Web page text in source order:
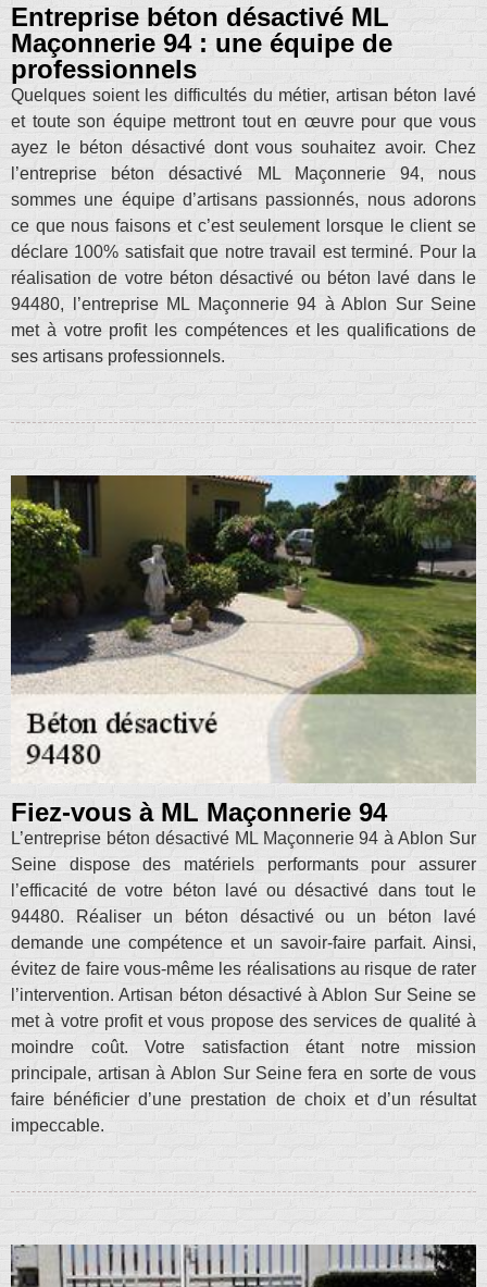
Entreprise béton désactivé ML
Maçonnerie 94 : une équipe de
professionnels
Quelques soient les difficultés du métier, artisan béton lavé
et toute son équipe mettront tout en œuvre pour que vous
ayez le béton désactivé dont vous souhaitez avoir. Chez
l’entreprise béton désactivé ML Maçonnerie 94, nous
sommes une équipe d’artisans passionnés, nous adorons
ce que nous faisons et c’est seulement lorsque le client se
déclare 100% satisfait que notre travail est terminé. Pour la
réalisation de votre béton désactivé ou béton lavé dans le
94480, l’entreprise ML Maçonnerie 94 à Ablon Sur Seine
met à votre profit les compétences et les qualifications de
ses artisans professionnels.
Fiez-vous à ML Maçonnerie 94
L’entreprise béton désactivé ML Maçonnerie 94 à Ablon Sur
Seine dispose des matériels performants pour assurer
l’efficacité de votre béton lavé ou désactivé dans tout le
94480. Réaliser un béton désactivé ou un béton lavé
demande une compétence et un savoir-faire parfait. Ainsi,
évitez de faire vous-même les réalisations au risque de rater
l’intervention. Artisan béton désactivé à Ablon Sur Seine se
met à votre profit et vous propose des services de qualité à
moindre coût. Votre satisfaction étant notre mission
principale, artisan à Ablon Sur Seine fera en sorte de vous
faire bénéficier d’une prestation de choix et d’un résultat
impeccable.